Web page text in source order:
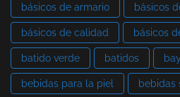
básicos de armario básicos
básicos de calidad básicos
batido verde batidos
bebidas para la piel bebidas